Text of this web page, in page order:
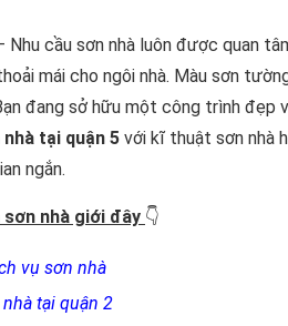
Nhu cầu sơn nhà luôn được quan
mái cho ngôi nhà. Màu sơn
đang sở hữu một công trình
tại quận 5 với kĩ thuật sơn nhà
ngắn.
sơn nhà giới đây 👇
vụ sơn nhà
tại quận 2